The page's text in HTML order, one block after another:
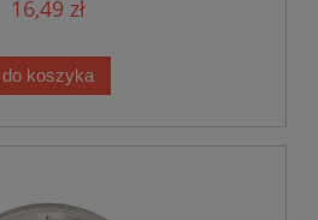
16,49 zł
do koszyka